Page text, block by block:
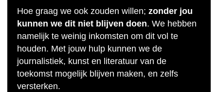
Hoe graag we ook zouden willen; zonder jou
kunnen we dit niet blijven doen. We hebben
namelijk te weinig inkomsten om dit vol te
houden. Met jouw hulp kunnen we de
journalistiek, kunst en literatuur van de
toekomst mogelijk blijven maken, en zelfs
versterken.